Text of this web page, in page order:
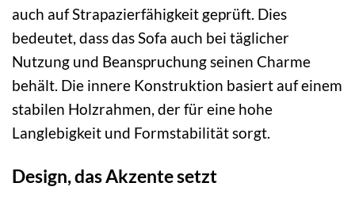
auch auf Strapazierfähigkeit geprüft. Dies
bedeutet, dass das Sofa auch bei täglicher
Nutzung und Beanspruchung seinen Charme
behält. Die innere Konstruktion basiert auf einem
stabilen Holzrahmen, der für eine hohe
Langlebigkeit und Formstabilität sorgt.
Design, das Akzente setzt